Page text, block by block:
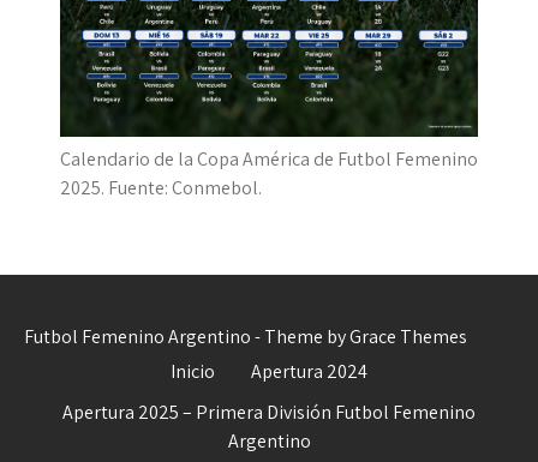
Calendario de la Copa América de Futbol Femenino
2025. Fuente: Conmebol.
Futbol Femenino Argentino - Theme by Grace Themes
Inicio
Apertura 2024
Apertura 2025 – Primera División Futbol Femenino
Argentino